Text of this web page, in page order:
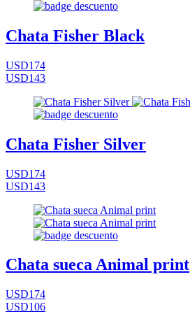
Chata Fisher Black
USD174
USD143
Chata Fisher Silver
USD174
USD143
Chata sueca Animal print
USD174
USD106